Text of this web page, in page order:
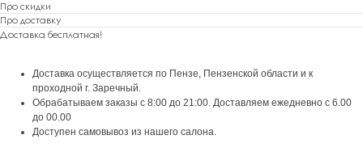
Про скидки
Про доставку
Доставка бесплатная!
Доставка осуществляется по Пензе, Пензенской области и к
проходной г. Заречный.
Обрабатываем заказы с 8:00 до 21:00. Доставляем ежедневно с 6.00
до 00.00
Доступен самовывоз из нашего салона.
8
ПОДАРКИ ОТ FLOWER LAB